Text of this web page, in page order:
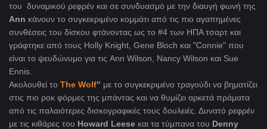
του δυναμικού ρεφρέν και σε συνδυασμό με την διαυγή φωνή της
Ann κάνουν το συγκεκριμένο κομμάτι από τις πιο αγαπημένες
συνθέσεις του δίσκου φτάνοντας ως το #4 των ΗΠΑ τσαρτ και
γράφτηκε από τους Holly Knight, Gene Bloch και "Connie" που
είναι το ψευδώνυμο για τις Ann Wilson, Nancy Wilson και Sue
Ennis.
Ακολουθεί το The Wolf" με το συγκεκριμένο τραγούδι να βηματίζει
στις πιο ροκ φόρμες της μπάντας και να θυμίζει αρκετά πράματα
από τις παλαιότερες δισκογραφικές τους δουλειές. Δυνατό ρεφρέν
με τις κιθάρες του Howard Leese και τα τύμπανα του Denny